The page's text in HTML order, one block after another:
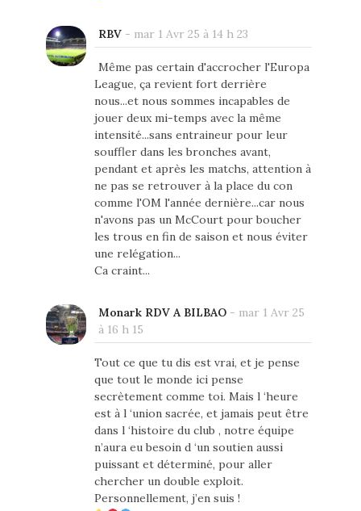
RBV- mar 1 Avr 25 à 14 h 23
Même pas certain d'accrocher l'Europa
League, ça revient fort derrière
nous...et nous sommes incapables de
jouer deux mi-temps avec la même
intensité...sans entraineur pour leur
souffler dans les bronches avant,
pendant et après les matchs, attention à
ne pas se retrouver à la place du con
comme l'OM l'année dernière...car nous
n'avons pas un McCourt pour boucher
les trous en fin de saison et nous éviter
une relégation...
Ca craint...
Monark RDV A BILBAO- mar 1 Avr 25
à 16 h 15
Tout ce que tu dis est vrai, et je pense
que tout le monde ici pense
secrètement comme toi. Mais l ‘heure
est à l ‘union sacrée, et jamais peut être
dans l ‘histoire du club , notre équipe
n’aura eu besoin d ‘un soutien aussi
puissant et déterminé, pour aller
chercher un double exploit.
Personnellement, j’en suis !